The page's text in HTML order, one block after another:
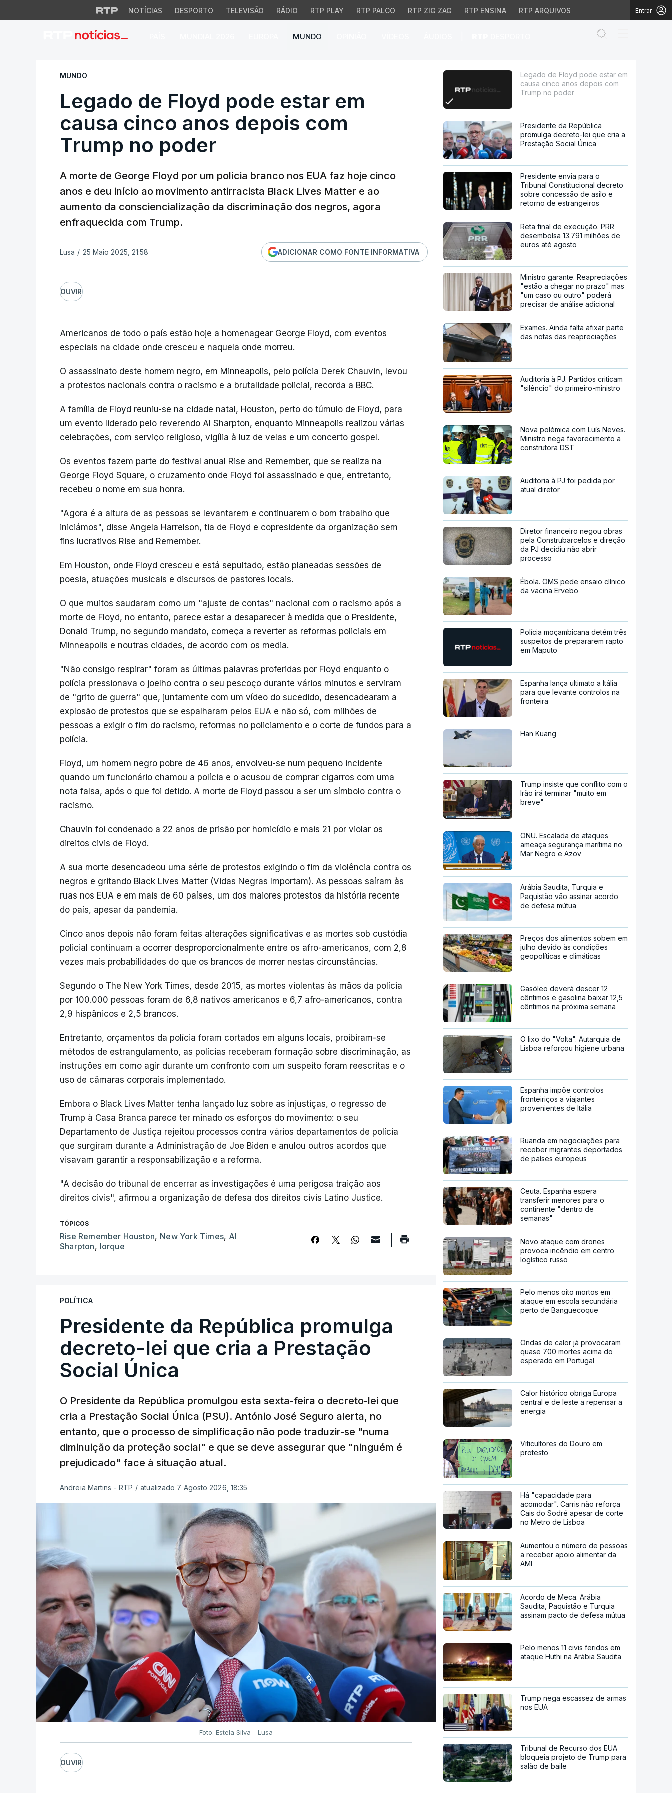
NOTÍCIAS DESPORTO TELEVISÃO RÁDIO RTP PLAY RTP PALCO RTP ZIG ZAG RTP ENSINA RTP ARQUIVOS Entrar
MUNDO
Legado de Floyd pode estar em causa cinco anos depois com
MUNDO
Legado de Floyd pode estar em
causa cinco anos depois com
Trump no poder
A morte de George Floyd por um polícia branco nos EUA faz hoje cinco
anos e deu início ao movimento antirracista Black Lives Matter e ao
aumento da consciencialização da discriminação dos negros, agora
enfraquecida com Trump.
Lusa / 25 Maio 2025, 21:58 ADICIONAR COMO FONTE INFORMATIVA
OUVIR
Americanos de todo o país estão hoje a homenagear George Floyd, com eventos
especiais na cidade onde cresceu e naquela onde morreu.
O assassinato deste homem negro, em Minneapolis, pelo polícia Derek Chauvin, levou
a protestos nacionais contra o racismo e a brutalidade policial, recorda a BBC.
A família de Floyd reuniu-se na cidade natal, Houston, perto do túmulo de Floyd, para
um evento liderado pelo reverendo Al Sharpton, enquanto Minneapolis realizou várias
celebrações, com serviço religioso, vigília à luz de velas e um concerto gospel.
Os eventos fazem parte do festival anual Rise and Remember, que se realiza na
George Floyd Square, o cruzamento onde Floyd foi assassinado e que, entretanto,
recebeu o nome em sua honra.
"Agora é a altura de as pessoas se levantarem e continuarem o bom trabalho que
iniciámos", disse Angela Harrelson, tia de Floyd e copresidente da organização sem
fins lucrativos Rise and Remember.
Em Houston, onde Floyd cresceu e está sepultado, estão planeadas sessões de
poesia, atuações musicais e discursos de pastores locais.
O que muitos saudaram como um "ajuste de contas" nacional com o racismo após a
morte de Floyd, no entanto, parece estar a desaparecer à medida que o Presidente,
Donald Trump, no segundo mandato, começa a reverter as reformas policiais em
Minneapolis e noutras cidades, de acordo com os media.
"Não consigo respirar" foram as últimas palavras proferidas por Floyd enquanto o
polícia pressionava o joelho contra o seu pescoço durante vários minutos e serviram
de "grito de guerra" que, juntamente com um vídeo do sucedido, desencadearam a
explosão de protestos que se espalharam pelos EUA e não só, com milhões de
pessoas a exigir o fim do racismo, reformas no policiamento e o corte de fundos para a
polícia.
Floyd, um homem negro pobre de 46 anos, envolveu-se num pequeno incidente
quando um funcionário chamou a polícia e o acusou de comprar cigarros com uma
nota falsa, após o que foi detido. A morte de Floyd passou a ser um símbolo contra o
racismo.
Chauvin foi condenado a 22 anos de prisão por homicídio e mais 21 por violar os
direitos civis de Floyd.
A sua morte desencadeou uma série de protestos exigindo o fim da violência contra os
negros e gritando Black Lives Matter (Vidas Negras Importam). As pessoas saíram às
ruas nos EUA e em mais de 60 países, um dos maiores protestos da história recente
do país, apesar da pandemia.
Cinco anos depois não foram feitas alterações significativas e as mortes sob custódia
policial continuam a ocorrer desproporcionalmente entre os afro-americanos, com 2,8
vezes mais probabilidades do que os brancos de morrer nestas circunstâncias.
Segundo o The New York Times, desde 2015, as mortes violentas às mãos da polícia
por 100.000 pessoas foram de 6,8 nativos americanos e 6,7 afro-americanos, contra
2,9 hispânicos e 2,5 brancos.
Entretanto, orçamentos da polícia foram cortados em alguns locais, proibiram-se
métodos de estrangulamento, as polícias receberam formação sobre discriminação, as
instruções em como agir durante um confronto com um suspeito foram reescritas e o
uso de câmaras corporais implementado.
Embora o Black Lives Matter tenha lançado luz sobre as injustiças, o regresso de
Trump à Casa Branca parece ter minado os esforços do movimento: o seu
Departamento de Justiça rejeitou processos contra vários departamentos de polícia
que surgiram durante a Administração de Joe Biden e anulou outros acordos que
visavam garantir a responsabilização e a reforma.
"A decisão do tribunal de encerrar as investigações é uma perigosa traição aos
direitos civis", afirmou a organização de defesa dos direitos civis Latino Justice.
TÓPICOS
Rise Remember Houston, New York Times, Al
Sharpton, Iorque
POLÍTICA
Presidente da República promulga
decreto-lei que cria a Prestação
Social Única
O Presidente da República promulgou esta sexta-feira o decreto-lei que
cria a Prestação Social Única (PSU). António José Seguro alerta, no
entanto, que o processo de simplificação não pode traduzir-se "numa
diminuição da proteção social" e que se deve assegurar que "ninguém é
prejudicado" face à situação atual.
Andreia Martins - RTP / atualizado 7 Agosto 2026, 18:35
Foto: Estela Silva - Lusa
OUVIR
Legado de Floyd pode estar em
causa cinco anos depois com
Trump no poder
Presidente da República
promulga decreto-lei que cria a
Prestação Social Única
Presidente envia para o
Tribunal Constitucional decreto
sobre concessão de asilo e
retorno de estrangeiros
Reta final de execução. PRR
desembolsa 13.791 milhões de
euros até agosto
Ministro garante. Reapreciações
"estão a chegar no prazo" mas
"um caso ou outro" poderá
precisar de análise adicional
Exames. Ainda falta afixar parte
das notas das reapreciações
Auditoria à PJ. Partidos criticam
"silêncio" do primeiro-ministro
Nova polémica com Luís Neves.
Ministro nega favorecimento a
construtora DST
Auditoria à PJ foi pedida por
atual diretor
Diretor financeiro negou obras
pela Construbarcelos e direção
da PJ decidiu não abrir
processo
Ébola. OMS pede ensaio clínico
da vacina Ervebo
Polícia moçambicana detém três
suspeitos de prepararem rapto
em Maputo
Espanha lança ultimato a Itália
para que levante controlos na
fronteira
Han Kuang
Trump insiste que conflito com o
Irão irá terminar "muito em
breve"
ONU. Escalada de ataques
ameaça segurança marítima no
Mar Negro e Azov
Arábia Saudita, Turquia e
Paquistão vão assinar acordo
de defesa mútua
Preços dos alimentos sobem em
julho devido às condições
geopolíticas e climáticas
Gasóleo deverá descer 12
cêntimos e gasolina baixar 12,5
cêntimos na próxima semana
O lixo do "Volta". Autarquia de
Lisboa reforçou higiene urbana
Espanha impõe controlos
fronteiriços a viajantes
provenientes de Itália
Ruanda em negociações para
receber migrantes deportados
de países europeus
Ceuta. Espanha espera
transferir menores para o
continente "dentro de
semanas"
Novo ataque com drones
provoca incêndio em centro
logístico russo
Pelo menos oito mortos em
ataque em escola secundária
perto de Banguecoque
Ondas de calor já provocaram
quase 700 mortes acima do
esperado em Portugal
Calor histórico obriga Europa
central e de leste a repensar a
energia
Viticultores do Douro em
protesto
Há "capacidade para
acomodar". Carris não reforça
Cais do Sodré apesar de corte
no Metro de Lisboa
Aumentou o número de pessoas
a receber apoio alimentar da
AMI
Acordo de Meca. Arábia
Saudita, Paquistão e Turquia
assinam pacto de defesa mútua
Pelo menos 11 civis feridos em
ataque Huthi na Arábia Saudita
Trump nega escassez de armas
nos EUA
Tribunal de Recurso dos EUA
bloqueia projeto de Trump para
salão de baile